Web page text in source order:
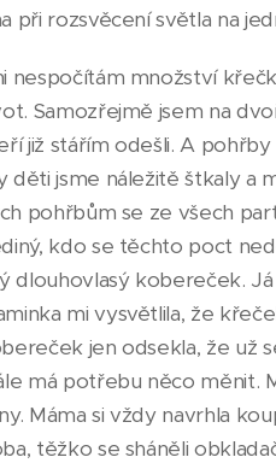
při rozsvěcení světla na
nespočítám množství
Samozřejmě jsem na
již stářím odešli. A
děti jsme náležitě štkaly a
pohřbům se ze všech
kdo se těchto poct
dlouhovlasý kobereček.
mi vysvětlila, že
jen odsekla, že už
má potřebu něco měnit.
Máma si vždy navrhla
těžko se sháněli